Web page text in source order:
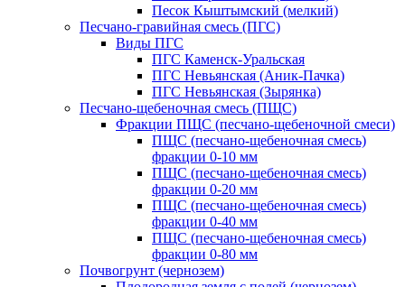
Песок Кыштымский (мелкий)
Песчано-гравийная смесь (ПГС)
Виды ПГС
ПГС Каменск-Уральская
ПГС Невьянская (Аник-Пачка)
ПГС Невьянская (Зырянка)
Песчано-щебеночная смесь (ПЩС)
Фракции ПЩС (песчано-щебеночной смеси)
ПЩС (песчано-щебеночная смесь)
фракции 0-10 мм
ПЩС (песчано-щебеночная смесь)
фракции 0-20 мм
ПЩС (песчано-щебеночная смесь)
фракции 0-40 мм
ПЩС (песчано-щебеночная смесь)
фракции 0-80 мм
Почвогрунт (чернозем)